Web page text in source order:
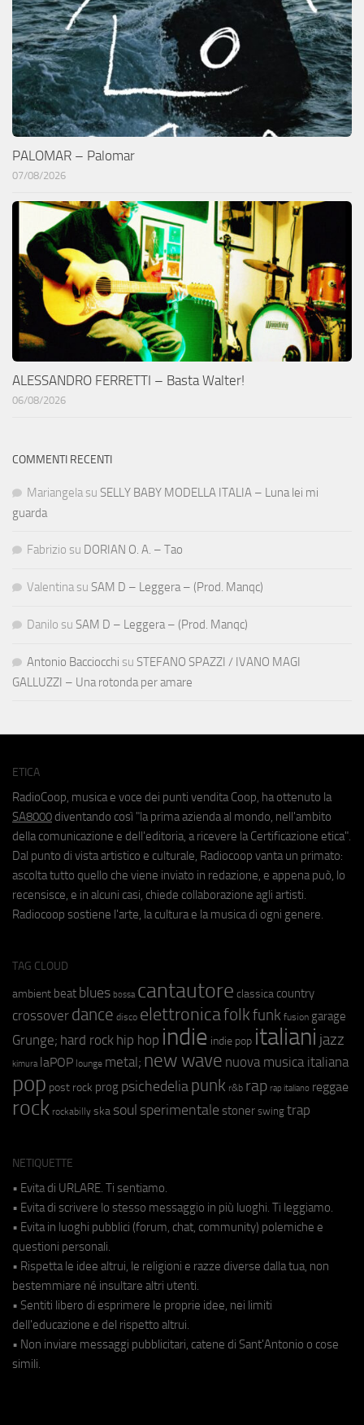
PALOMAR – Palomar
07/08/2026
ALESSANDRO FERRETTI – Basta Walter!
06/08/2026
COMMENTI RECENTI
Mariangela su SELLY BABY MODELLA ITALIA – Luna lei mi
guarda
Fabrizio su DORIAN O. A. – Tao
Valentina su SAM D – Leggera – (Prod. Manqc)
Danilo su SAM D – Leggera – (Prod. Manqc)
Antonio Bacciocchi su STEFANO SPAZZI / IVANO MAGI
GALLUZZI – Una rotonda per amare
ETICA
RadioCoop, musica e voce dei punti vendita Coop, ha ottenuto la
SA8000 diventando così "la prima azienda al mondo, nell'ambito
della comunicazione e dell'editoria, a ricevere la Certificazione etica".
Dal punto di vista artistico e culturale, Radiocoop vanta un primato:
ascolta tutto quello che viene inviato in redazione, e appena può, lo
recensisce, e in alcuni casi, chiede collaborazione agli artisti.
Radiocoop sostiene l'arte, la cultura e la musica di ogni genere.
TAG CLOUD
ambient beat blues bossa cantautore classica country
crossover dance disco elettronicafolkfunk fusion garage
Grunge; hard rock hip hop indie indie pop italiani jazz
kimura laPOP lounge metal; new wave nuova musica italiana
pop post rock prog psichedeliapunk r&b rap rap italiano reggae
rock rockabilly ska soul sperimentale stoner swing trap
NETIQUETTE
• Evita di URLARE. Ti sentiamo.
• Evita di scrivere lo stesso messaggio in più luoghi. Ti leggiamo.
• Evita in luoghi pubblici (forum, chat, community) polemiche e
questioni personali.
• Rispetta le idee altrui, le religioni e razze diverse dalla tua, non
bestemmiare né insultare altri utenti.
• Sentiti libero di esprimere le proprie idee, nei limiti
dell'educazione e del rispetto altrui.
• Non inviare messaggi pubblicitari, catene di Sant'Antonio o cose
simili.